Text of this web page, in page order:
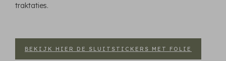
traktaties.
BEKIJK HIER DE SLUITSTICKERS MET FOLIE